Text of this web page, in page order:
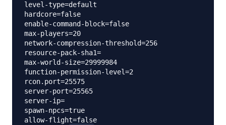
level-type=default
hardcore=false
enable-command-block=false
max-players=20
network-compression-threshold=256
resource-pack-sha1=
max-world-size=29999984
function-permission-level=2
rcon.port=25575
server-port=25565
server-ip=
spawn-npcs=true
allow-flight=false